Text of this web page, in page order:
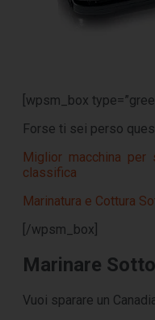
[wpsm_box
Forse ti sei perso
Miglior macchina
classifica
Marinatura e Cottura
[/wpsm_box]
Marinare
Vuoi sparare un